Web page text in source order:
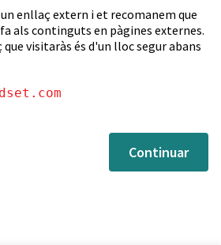
enllaç extern i et recomanem que
als continguts en pàgines externes.
visitaràs és d'un lloc segur abans
Continuar